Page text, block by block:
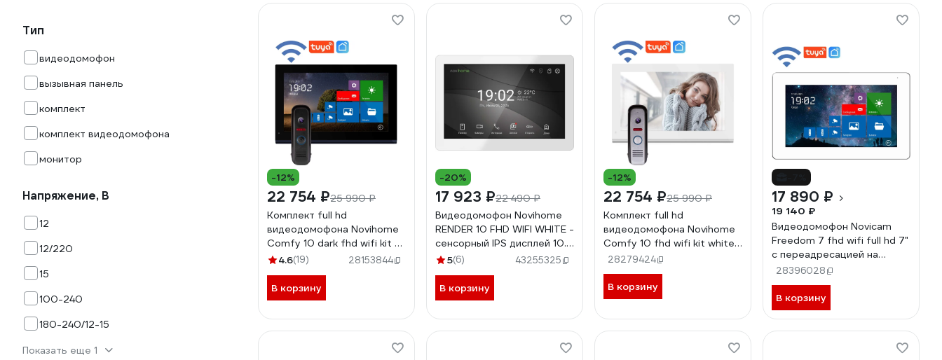
Тип
видеодомофон
вызывная панель
комплект
комплект видеодомофона
монитор
Напряжение, В
12
12/220
15
100-240
180-240/12-15
Показать еще 1
-12%
22 754 ₽25 990 ₽
Комплект full hd
видеодомофона Novihome
Comfy 10 dark fhd wifi kit с
wifi v. 4102
4.6(19) 28153844
В корзину
-20%
17 923 ₽22 490 ₽
Видеодомофон Novihome
RENDER 10 FHD WIFI WHITE -
сенсорный IPS дисплей 10.1;
поддержка: 2 вызывных
трев.датчиков; 3
доп.домофонов; Слот
5(6) 43255325
В корзину
-12%
22 754 ₽25 990 ₽
Комплект full hd
видеодомофона Novihome
Comfy 10 fhd wifi kit white
с wifi v. 4101
28279424
В корзину
17 890 ₽
19 140 ₽
Видеодомофон Novicam
Freedom 7 fhd wifi full hd 7"
c переадресацией на
смартфон v. 4477
28396028
В корзину